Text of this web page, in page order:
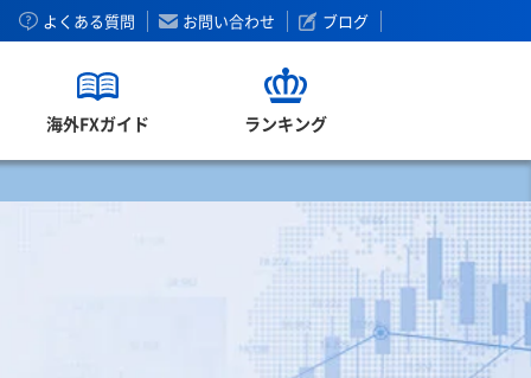
よくある質問 お問い合わせ ブログ
海外FXガイド ランキング